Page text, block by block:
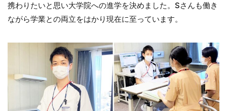
携わりたいと思い大学院への進学を決めました。Sさんも働き
ながら学業との両立をはかり現在に至っています。